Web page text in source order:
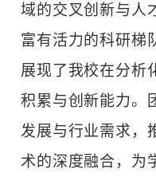
域的交叉创新与人
富有活力的科研梯
展现了我校在分析
积累与创新能力。
发展与行业需求，
术的深度融合，为